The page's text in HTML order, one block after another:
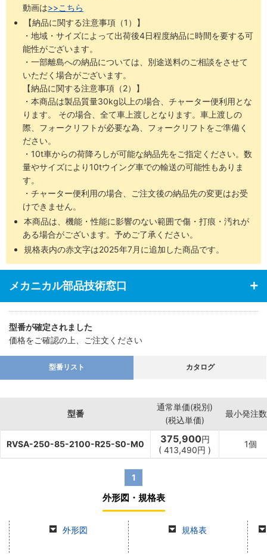
動画は>>こちら
【納品に関する注意事項（1）】
・地域・サイズによって出荷後4日程度納品に時間を要する可
能性がございます。
・一部離島への納品については、別途送料のご相談をさせて
いただく場合がございます。
【納品に関する注意事項（2）】
・本商品は製品質量30kg以上の場合、チャーター便利用とな
ります。 その場合、全て車上渡しとなります。車上渡しの
際、フォークリフトが必要な為、フォークリフトをご準備く
ださい。
・10t車からの荷降ろしが可能な納品先をご指定ください。数
量やサイズにより10tウイング車での輸送の可能性もありま
す。
・チャーター便利用の場合、ご注文後の納品先の変更はお受
けできません。
本商品は、機能・性能に影響のない範囲で傷・打痕・汚れが
ある場合がございます。予めご了承ください。
規格表内の赤文字は2025年7月に追加した商品です。
メカニカル部品技術窓口
型番が確定されました
価格をご確認の上、ご注文ください
型番リスト カタログ
型番
通常単価(税別)
(税込単価)
最小発注
RVSA-250-85-2100-R25-S0-M0 375,900円
( 413,490円 )
1個
1
外形図・規格表
外形図 規格表